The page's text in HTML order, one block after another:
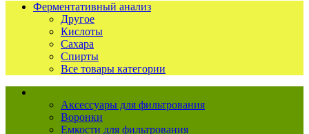
Ферментативный анализ
Другое
Кислоты
Сахара
Спирты
Все товары категории
Аксессуары для фильтрования
Воронки
Емкости для фильтрования